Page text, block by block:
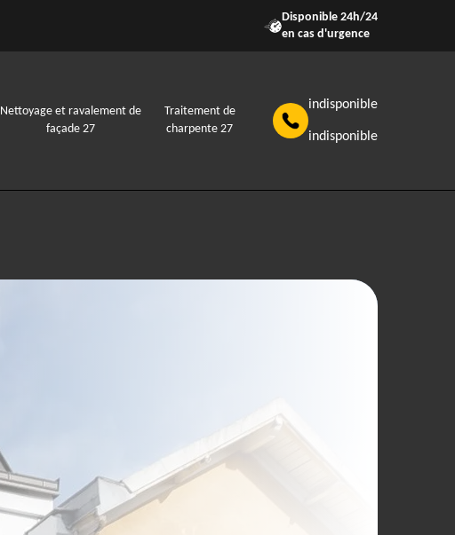
Disponible 24h/24
en cas d'urgence
Nettoyage et ravalement de
façade 27
Traitement de
charpente 27
indisponible
indisponible